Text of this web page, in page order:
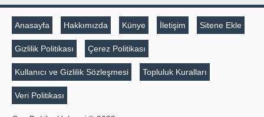
Anasayfa Hakkımızda Künye İletişim Sitene Ekle
Gizlilik Politikası Çerez Politikası
Kullanıcı ve Gizlilik Sözleşmesi Topluluk Kuralları
Veri Politikası